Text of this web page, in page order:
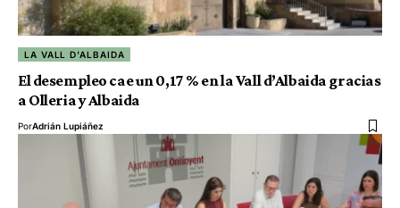
LA VALL D'ALBAIDA
El desempleo cae un 0,17 % en la Vall d’Albaida gracias
a Olleria y Albaida
PorAdrián Lupiáñez